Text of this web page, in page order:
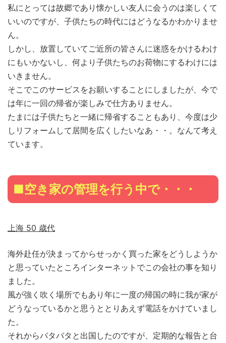
私にとっては故郷であり懐かしい友人に会うのは楽しくて
いいのですが、子供たちの時代にはどうなるかわかりませ
ん。
しかし、放置していてご近所の皆さんに迷惑をかけるわけ
にもいかないし、何より子供たちのお荷物にするわけには
いきません。
そこでこのサービスをお願いすることにしましたが、今で
は年に一回の帰省が楽しみで仕方ありません。
たまには子供たちと一緒に帰省することもあり、今度は少
しリフォームして居間を広くしたいなあ・・。なんて考え
ています。
■空き家の管理を行う中で・・・
上海 50 歳代
海外赴任が決まってからせっかく買った家をどうしようか
と思っていたところインターネットでこの会社の事を知り
ました。
風が強く吹く場所でもあり年に一度の帰国の時に我が家が
どうなっているかと思うととりあえず電話をかけていまし
た。
それからバタバタと出国したのですが、定期的な報告と台